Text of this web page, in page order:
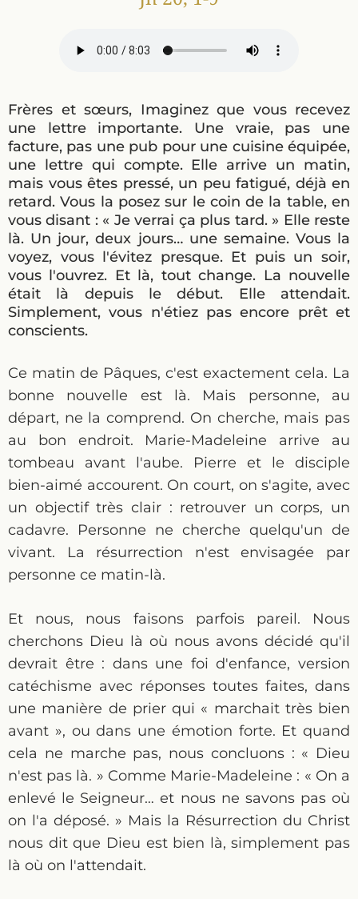
Frères et sœurs, Imaginez que vous recevez
une lettre importante. Une vraie, pas une
facture, pas une pub pour une cuisine équipée,
une lettre qui compte. Elle arrive un matin,
mais vous êtes pressé, un peu fatigué, déjà en
retard. Vous la posez sur le coin de la table, en
vous disant : « Je verrai ça plus tard. » Elle reste
là. Un jour, deux jours… une semaine. Vous la
voyez, vous l'évitez presque. Et puis un soir,
vous l'ouvrez. Et là, tout change. La nouvelle
était là depuis le début. Elle attendait.
Simplement, vous n'étiez pas encore prêt et
conscients.
Ce matin de Pâques, c'est exactement cela. La
bonne nouvelle est là. Mais personne, au
départ, ne la comprend. On cherche, mais pas
au bon endroit. Marie-Madeleine arrive au
tombeau avant l'aube. Pierre et le disciple
bien-aimé accourent. On court, on s'agite, avec
un objectif très clair : retrouver un corps, un
cadavre. Personne ne cherche quelqu'un de
vivant. La résurrection n'est envisagée par
personne ce matin-là.
Et nous, nous faisons parfois pareil. Nous
cherchons Dieu là où nous avons décidé qu'il
devrait être : dans une foi d'enfance, version
catéchisme avec réponses toutes faites, dans
une manière de prier qui « marchait très bien
avant », ou dans une émotion forte. Et quand
cela ne marche pas, nous concluons : « Dieu
n'est pas là. » Comme Marie-Madeleine : « On a
enlevé le Seigneur… et nous ne savons pas où
on l'a déposé. » Mais la Résurrection du Christ
nous dit que Dieu est bien là, simplement pas
là où on l'attendait.